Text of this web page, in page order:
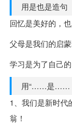
用是也是造句
回忆是美好的，也
父母是我们的启
学习是为了自己
用“……是……
1、我们是新时代
翁！